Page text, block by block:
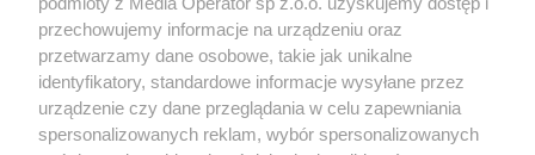
przechowujemy informacje na urządzeniu oraz
przetwarzamy dane osobowe, takie jak unikalne
identyfikatory, standardowe informacje wysyłane przez
urządzenie czy dane przeglądania w celu zapewniania
spersonalizowanych reklam, wybór spersonalizowanych